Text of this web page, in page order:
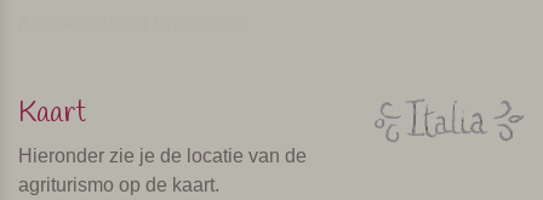
Kaart
Hieronder zie je de locatie van de
agriturismo op de kaart.